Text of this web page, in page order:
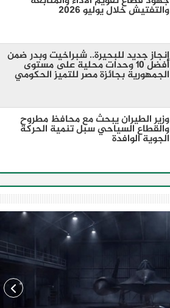
والتفتيش خلال يوليو 2026
إنجاز جديد للبحيرة.. شبراخيت وبدر ضمن
أفضل 10 وحدات محلية على مستوى
الجمهورية بجائزة مصر للتميز الحكومي
وزير الطيران يبحث مع محافظ مطروح
والقطاع السياحي سبل تنمية الحركة
الجوية الوافدة